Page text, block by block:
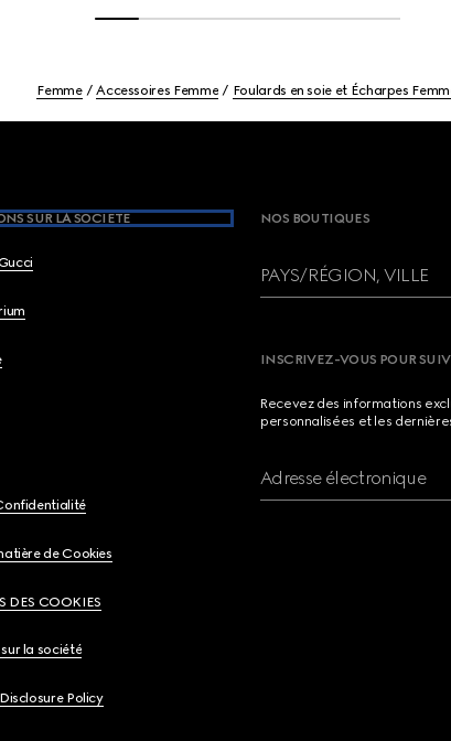
Femme Accessoires Femme Foulards en soie et Écharpes
SUR LA SOCIETE
de Cookies
DES COOKIES
la société
Policy
NOS BOUTIQUES
PAYS/RÉGION, VILLE
INSCRIVEZ-VOUS POUR
Recevez des informations
personnalisées et les
Adresse électronique